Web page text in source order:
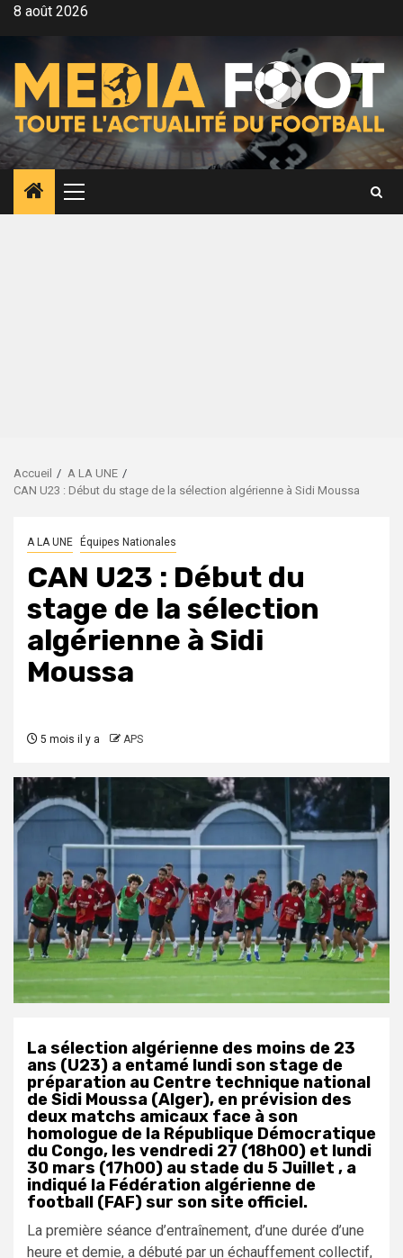
Aller8 août 2026
Menu
principal
Accueil
A LA UNE
CAN U23 : Début du stage de la sélection algérienne à Sidi Moussa
A LA UNE Équipes Nationales
CAN U23 : Début du
stage de la sélection
algérienne à Sidi
Moussa
5 mois il y a APS
La sélection algérienne des moins de 23
ans (U23) a entamé lundi son stage de
préparation au Centre technique national
de Sidi Moussa (Alger), en prévision des
deux matchs amicaux face à son
homologue de la République Démocratique
du Congo, les vendredi 27 (18h00) et lundi
30 mars (17h00) au stade du 5 Juillet , a
indiqué la Fédération algérienne de
football (FAF) sur son site officiel.
La première séance d’entraînement, d’une durée d’une
heure et demie, a débuté par un échauffement collectif,